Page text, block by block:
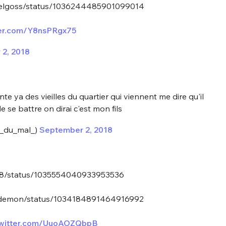
status/1036244485901099014
Y8nsPRgx75
2018
ya des vieilles du quartier qui viennent me dire qu'il
se battre on dirai c'est mon fils
September 2, 2018
status/1035554040933953536
status/1034184891464916992
UuoAOZQbpB